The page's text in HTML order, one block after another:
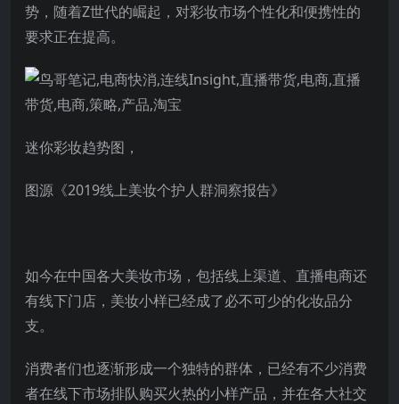
势，随着Z世代的崛起，对彩妆市场个性化和便携性的
要求正在提高。
迷你彩妆趋势图，
图源《2019线上美妆个护人群洞察报告》
如今在中国各大美妆市场，包括线上渠道、直播电商还
有线下门店，美妆小样已经成了必不可少的化妆品分
支。
消费者们也逐渐形成一个独特的群体，已经有不少消费
者在线下市场排队购买火热的小样产品，并在各大社交